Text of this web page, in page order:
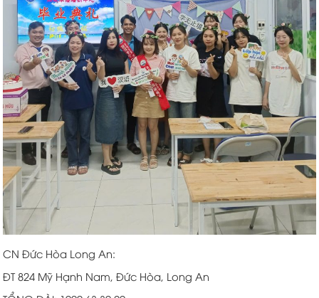
CN Đức Hòa Long An:
ĐT 824 Mỹ Hạnh Nam, Đức Hòa, Long An